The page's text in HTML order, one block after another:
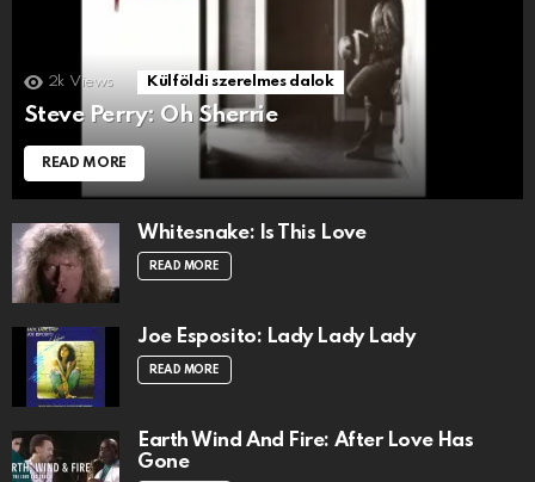
2k Views Külföldi szerelmes dalok
Steve Perry: Oh Sherrie
READ MORE
Whitesnake: Is This Love
READ MORE
Joe Esposito: Lady Lady Lady
READ MORE
Earth Wind And Fire: After Love Has
Gone